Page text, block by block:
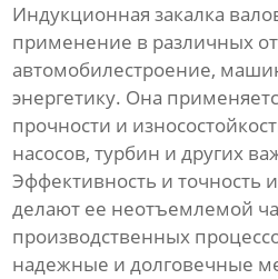
Индукционная закалка
применение в различных
автомобилестроение,
энергетику. Она
прочности и
насосов, турбин и других
Эффективность и точность
делают ее неотъемлемой
производственных
надежные и долговечные